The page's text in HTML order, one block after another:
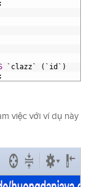
`clazz`
(`id`)
việc với ví dụ này